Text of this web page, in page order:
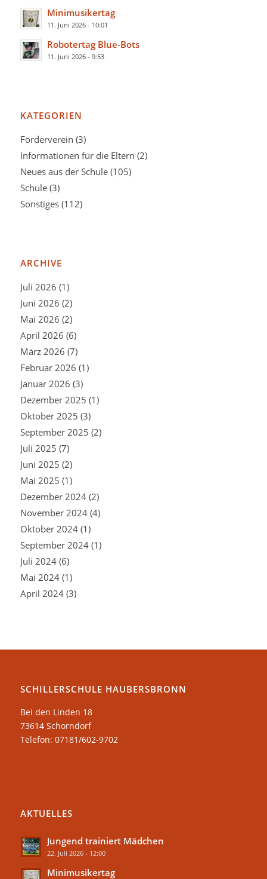
Minimusikertag
11. Juni 2026 - 10:01
Robotertag Blue-Bots
11. Juni 2026 - 9:53
KATEGORIEN
Förderverein (3)
Informationen für die Eltern (2)
Neues aus der Schule(105)
Schule(3)
Sonstiges(112)
ARCHIVE
Juli 2026 (1)
Juni 2026 (2)
Mai 2026 (2)
April 2026 (6)
März 2026 (7)
Februar 2026 (1)
Januar 2026 (3)
Dezember 2025 (1)
Oktober 2025 (3)
September 2025 (2)
Juli 2025 (7)
Juni 2025 (2)
Mai 2025 (1)
Dezember 2024(2)
November 2024(4)
Oktober 2024(1)
September 2024(1)
Juli 2024(6)
Mai 2024(1)
April 2024(3)
SCHILLERSCHULE HAUBERSBRONN
Bei den Linden 18
73614 Schorndorf
Telefon: 07181/602-9702
AKTUELLES
Jungend trainiert Mädchen
22. Juli 2026 - 12:00
Minimusikertag